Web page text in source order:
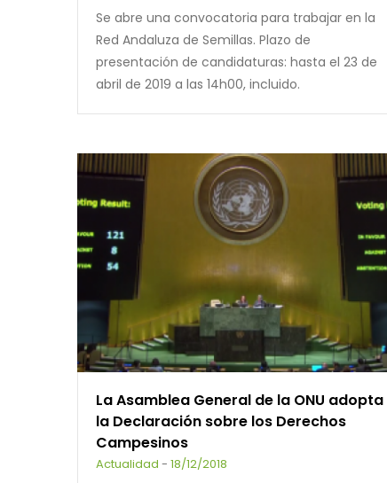
Se abre una convocatoria para trabajar en la
Red Andaluza de Semillas. Plazo de
presentación de candidaturas: hasta el 23 de
abril de 2019 a las 14h00, incluido.
La Asamblea General de la ONU adopta
la Declaración sobre los Derechos
Campesinos
Actualidad - 18/12/2018